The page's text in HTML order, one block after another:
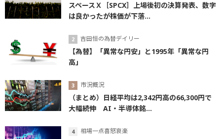
スペースＸ［SPCX］上場後初の決算発表、数字
は良かったが株価が下落...
吉田恒の為替デイリー
【為替】「異常な円安」と1995年「異常な円
高」
市況概況
（まとめ）日経平均は2,342円高の66,300円で
大幅続伸 AI・半導体銘...
相場一点喜怒哀楽